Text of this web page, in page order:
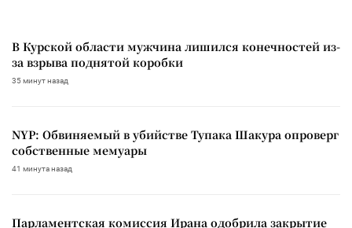
В Курской области мужчина лишился конечностей из-
за взрыва поднятой коробки
35 минут назад
NYP: Обвиняемый в убийстве Тупака Шакура опроверг
собственные мемуары
41 минута назад
Парламентская комиссия Ирана одобрила закрытие